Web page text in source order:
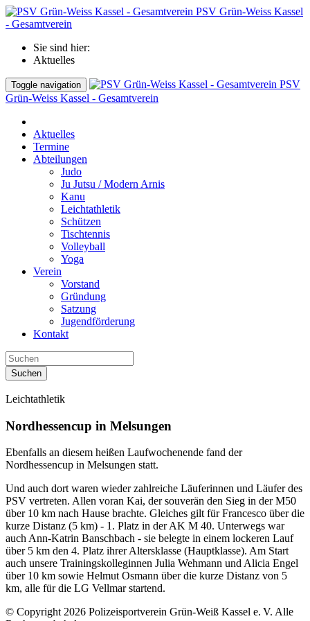
PSV Grün-Weiss Kassel
- Gesamtverein
Sie sind hier:
Aktuelles
Toggle navigation
PSV
Grün-Weiss Kassel - Gesamtverein
Aktuelles
Termine
Abteilungen
Judo
Ju Jutsu / Modern Arnis
Kanu
Leichtathletik
Schützen
Tischtennis
Volleyball
Yoga
Verein
Vorstand
Gründung
Satzung
Jugendförderung
Kontakt
Suchen
Leichtathletik
Nordhessencup in Melsungen
Ebenfalls an diesem heißen Laufwochenende fand der
Nordhessencup in Melsungen statt.
Und auch dort waren wieder zahlreiche Läuferinnen und Läufer des
PSV vertreten. Allen voran Kai, der souverän den Sieg in der M50
über 10 km nach Hause brachte. Gleiches gilt für Francesco über die
kurze Distanz (5 km) - 1. Platz in der AK M 40. Unterwegs war
auch Ann-Katrin Banschbach - sie belegte in einem lockeren Lauf
über 5 km den 4. Platz ihrer Altersklasse (Hauptklasse). Am Start
auch unsere Trainingskolleginnen Julia Wehmann und Alicia Engel
über 10 km sowie Helmut Osmann über die kurze Distanz von 5
km, alle für die LG Vellmar startend.
© Copyright 2026 Polizeisportverein Grün-Weiß Kassel e. V. Alle